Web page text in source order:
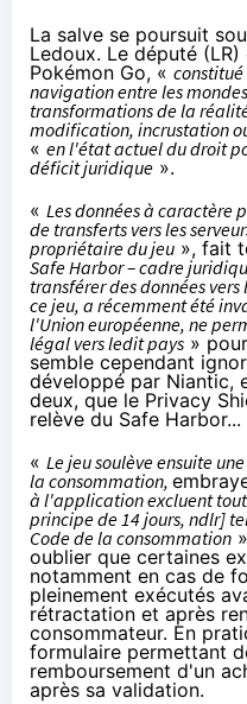
La salve se poursuit
Ledoux. Le député
Pokémon Go, «
navigation entre les
transformations de la
modification, incrustation
« en l'état actuel du droit
déficit juridique ».
« Les données à caractère
de transferts vers les
propriétaire du jeu », fait
Safe Harbor – cadre
transférer des données
ce jeu, a récemment été
l'Union européenne, ne
légal vers ledit pays »
semble cependant
développé par Niantic,
deux, que le Privacy
relève du Safe Harbor...
« Le jeu soulève ensuite
la consommation,
à l'application excluent
principe de 14 jours, ndlr]
Code de la consommation
oublier que certaines
notamment en cas de
pleinement exécutés
rétractation et après
consommateur. En
formulaire permettant
remboursement d'un
après sa validation.